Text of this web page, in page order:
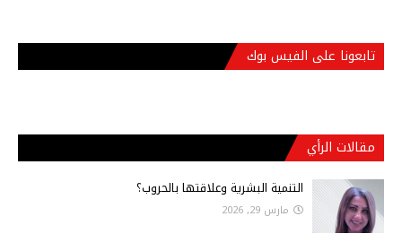
تابعونا على الفيس بوك
مقالات الرأي
التنمية البشرية وعلاقتها بالحروب؟
مارس 29, 2026